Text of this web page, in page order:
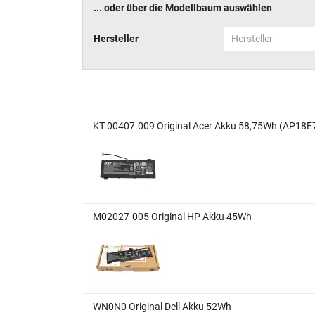
... oder über die Modellbaum auswählen
Hersteller Hersteller
KT.00407.009 Original Acer Akku 58,75Wh
M02027-005 Original HP Akku 45Wh
WN0N0 Original Dell Akku 52Wh